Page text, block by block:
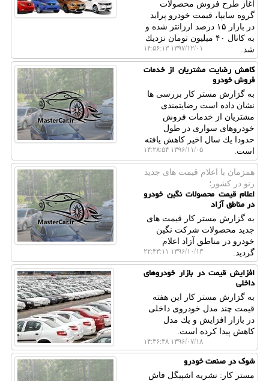
آغاز طرح فروش محصولات
گروه سایپا، قیمت خودرو پراید
در بازار ۱۵ درصد ارزانتر شده و
به كانال ۴۰ میلیون تومان نزدیك
شد.
۱۳۹۷/۱۲/۰۱ ۱۴:۵۶:۱۳
كاهش رضایت مشتریان از خدمات
فروش خودرو
به گزارش مستر كار بررسی ها
نشان داده است رضایتمندی
مشتریان از خدمات فروش
خودروهای سواری در طول
حدودا یك سال اخیر كاهش یافته
است.
۱۳۹۶/۱۱/۰۵ ۱۴:۲۸:۵۴
همزمان با اعلام قیمت های جدید
رنو در كشور؛
اعلام قیمت محصولات نگین خودرو
در مناطق آزاد
به گزارش مستر كار قیمت های
جدید محصولات شركت نگین
خودرو در مناطق آزاد اعلام
گردید.
۱۳۹۶/۱۰/۱۳ ۲۲:۴۳:۱۱
افزایش قیمت در بازار خودروهای
داخلی
به گزارش مستر كار این هفته
قیمت چند مدل خودروی داخلی
در بازار افزایش و یك مدل
كاهش پیدا كرده است.
۱۳۹۶/۰۷/۱۸ ۱۴:۴۶:۴۸
شوك در صنعت خودرو
مستر كار: نشریه اشپیگل فاش